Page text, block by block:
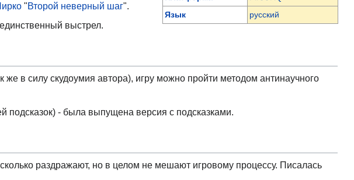
Язык
русский
"Второй неверный шаг".
выстрел.
же в силу скудоумия автора), игру можно пройти методом антинаучного
подсказок) - была выпущена версия с подсказками.
раздражают, но в целом не мешают игровому процессу. Писалась